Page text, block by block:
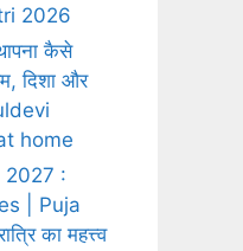
2026
कैसे
दिशा और
home
2027 :
| Puja
का महत्त्व